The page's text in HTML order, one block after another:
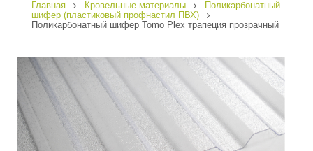
Главная Кровельные материалы
Поликарбонатный
шифер (пластиковый профнастил ПВХ)
Поликарбонатный шифер Tomo Plex трапеция прозрачный